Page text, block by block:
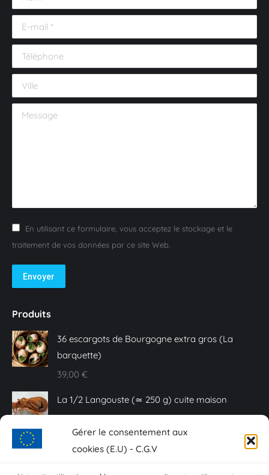
Gérer le consentement aux
cookies (E.U) - C.G.V
E-mail *
Téléphone
Ville
Message
En utilisant ce formulaire, vous acceptez le stockage et le
traitement de vos données par ce site Web.
Envoyer
Produits
36 escargots de Bourgogne extra gros (La
barquette)
39,00 €
La 1/2 Langouste (≃ 250 g) cuite maison
25,00€
Caviar Baeri - 10 g